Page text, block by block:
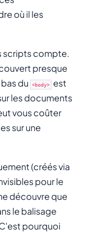
où il les
scripts compte.
presque
du
<body> est
les documents
vous coûter
sur une
(créés via
pour le
découvre que
le balisage
pourquoi